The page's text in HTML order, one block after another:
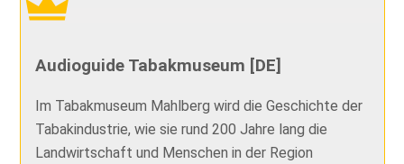
Audioguide Tabakmuseum [DE]
Im Tabakmuseum Mahlberg wird die Geschichte der
Tabakindustrie, wie sie rund 200 Jahre lang die
Landwirtschaft und Menschen in der Region